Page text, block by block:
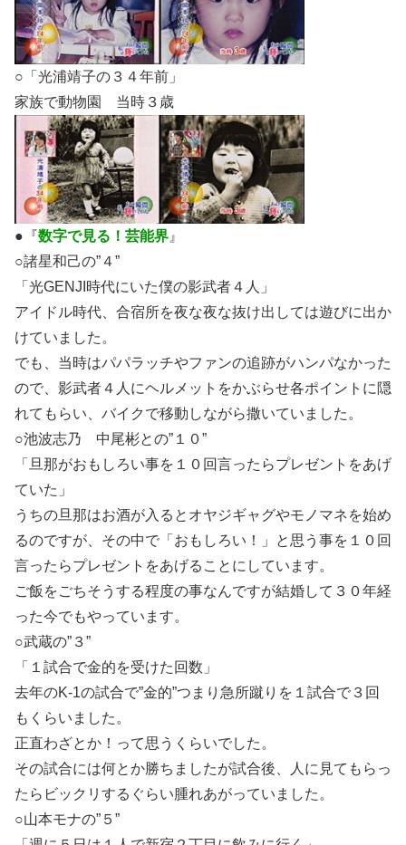
○「光浦靖子の３４年前」
家族で動物園 当時３歳
●『数字で見る！芸能界 』
○諸星和己の”４”
「光GENJI時代にいた僕の影武者４人」
アイドル時代、合宿所を夜な夜な抜け出しては遊びに出か
けていました。
でも、当時はパパラッチやファンの追跡がハンパなかった
ので、影武者４人にヘルメットをかぶらせ各ポイントに隠
れてもらい、バイクで移動しながら撒いていました。
○池波志乃 中尾彬との”１０”
「旦那がおもしろい事を１０回言ったらプレゼントをあげ
ていた」
うちの旦那はお酒が入るとオヤジギャグやモノマネを始め
るのですが、その中で「おもしろい！」と思う事を１０回
言ったらプレゼントをあげることにしています。
ご飯をごちそうする程度の事なんですが結婚して３０年経
った今でもやっています。
○武蔵の”３”
「１試合で金的を受けた回数」
去年のK-1の試合で”金的”つまり急所蹴りを１試合で３回
もくらいました。
正直わざとか！って思うくらいでした。
その試合には何とか勝ちましたが試合後、人に見てもらっ
たらビックリするぐらい腫れあがっていました。
○山本モナの”５”